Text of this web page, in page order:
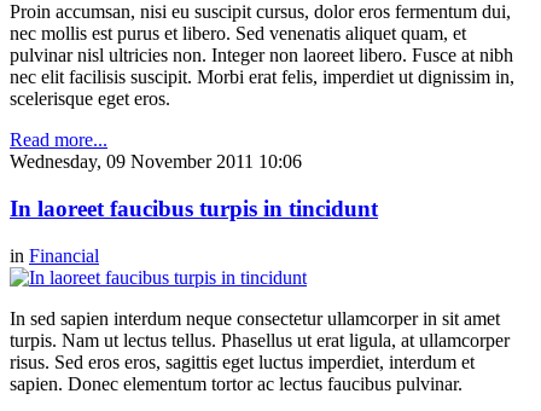
Proin accumsan, nisi eu suscipit cursus, dolor eros fermentum dui,
nec mollis est purus et libero. Sed venenatis aliquet quam, et
pulvinar nisl ultricies non. Integer non laoreet libero. Fusce at nibh
nec elit facilisis suscipit. Morbi erat felis, imperdiet ut dignissim in,
scelerisque eget eros.
Read more...
Wednesday, 09 November 2011 10:06
In laoreet faucibus turpis in tincidunt
in Financial
In sed sapien interdum neque consectetur ullamcorper in sit amet
turpis. Nam ut lectus tellus. Phasellus ut erat ligula, at ullamcorper
risus. Sed eros eros, sagittis eget luctus imperdiet, interdum et
sapien. Donec elementum tortor ac lectus faucibus pulvinar.